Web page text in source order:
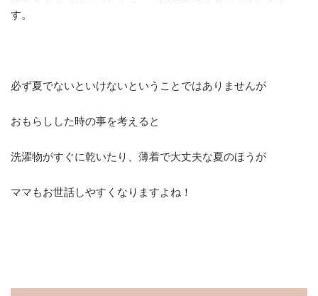
す。
必ず夏でないといけないということではありませんが
おもらしした時の事を考えると
洗濯物がすぐに乾いたり、薄着で大丈夫な夏のほうが
ママもお世話しやすくなりますよね！